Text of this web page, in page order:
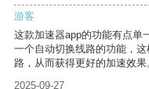
游客
这款加速器app的功能有点单
一个自动切换线路的功能，
路，从而获得更好的加速效果
2025-09-27